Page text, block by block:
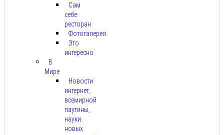
Сам
себе
ресторан
Фотогалерея
Это
интересно
В
Мире
Новости
интернет,
всемирной
паутины,
науки.
новых